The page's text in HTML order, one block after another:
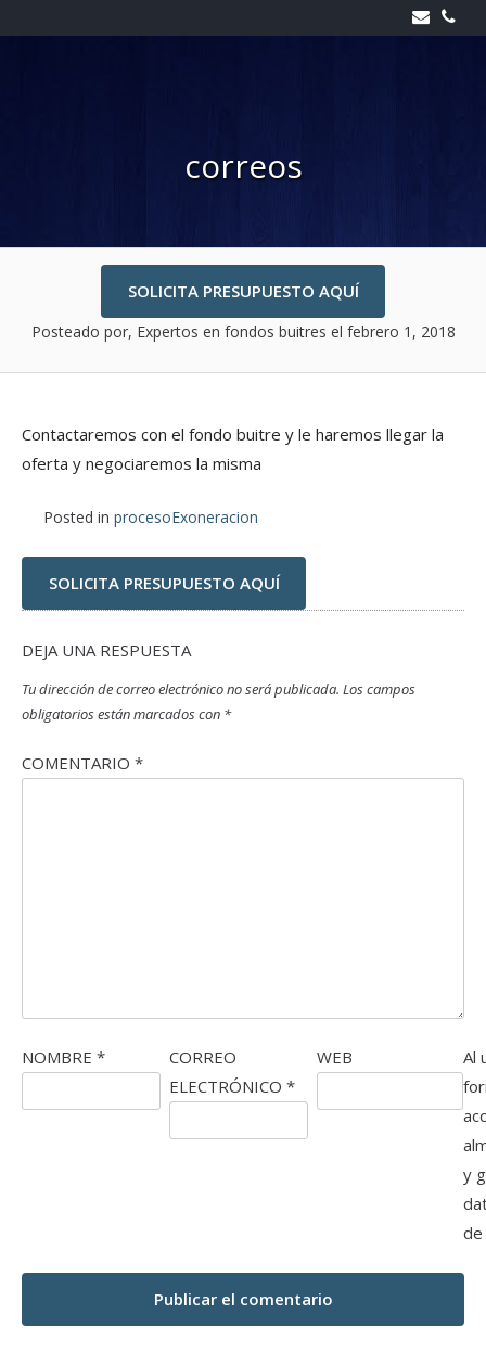
to
correos
SOLICITA PRESUPUESTO AQUÍ
Posteado por, Expertos en fondos buitres el febrero 1, 2018
Contactaremos con el fondo buitre y le haremos llegar la
oferta y negociaremos la misma
Posted in procesoExoneracion
SOLICITA PRESUPUESTO AQUÍ
DEJA UNA RESPUESTA
Tu dirección de correo electrónico no será publicada. Los campos
obligatorios están marcados con *
COMENTARIO *
NOMBRE *
CORREO
ELECTRÓNICO *
WEB
Al
y